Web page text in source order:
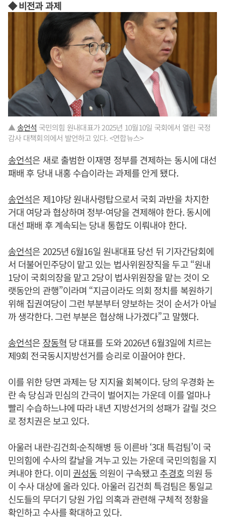
◆ 비전과 과제
▲송언석 국민의힘 원내대표가 2025년 10월10일 국회에서 열린 국정
감사 대책회의에서 발언하고 있다. <연합뉴스>
송언석은 새로 출범한 이재명 정부를 견제하는 동시에 대선
패배 후 당내 내홍 수습이라는 과제를 안게 됐다.
송언석은 제1야당 원내사령탑으로서 국회 과반을 차지한
거대 여당과 협상하며 정부·여당을 견제해야 한다. 동시에
대선 패배 후 계속되는 당내 통합도 이뤄내야 한다.
송언석은 2025년 6월16일 원내대표 당선 뒤 기자간담회에
서 더불어민주당이 맡고 있는 법사위원장직을 두고 “원내
1당이 국회의장을 맡고 2당이 법사위원장을 맡는 것이 오
랫동안의 관행”이라며 “지금이라도 의회 정치를 복원하기
위해 집권여당이 그런 부분부터 양보하는 것이 순서가 아닐
까 생각한다. 그런 부분은 협상해 나가겠다”고 말했다.
송언석은 장동혁 당 대표를 도와 2026년 6월3일에 치르는
제9회 전국동시지방선거를 승리로 이끌어야 한다.
이를 위한 당면 과제는 당 지지율 회복이다. 당의 우경화 논
란 속 당심과 민심의 간극이 벌어지는 가운데 이를 얼마나
빨리 수습하느냐에 따라 내년 지방선거의 성패가 갈릴 것으
로 정치권은 보고 있다.
아울러 내란·김건희·순직해병 등 이른바 ‘3대 특검팀’이 국
민의힘에 수사의 칼날을 겨누고 있는 가운데 국민의힘을 지
켜내야 한다. 이미 권성동 의원이 구속됐고추경호의원 등
이 수사 대상에 올라 있다. 아울러 김건희 특검팀은 통일교
신도들의 무더기 당원 가입 의혹과 관련해 구체적 정황을
확인하고 수사를 확대하고 있다.